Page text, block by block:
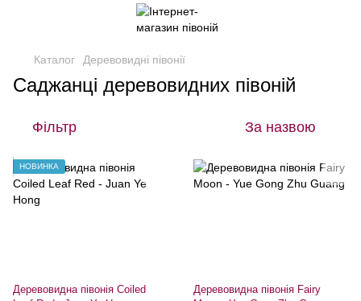
Каталог Деревовидні півонії
Саджанці деревовидних півоній
Фільтр За назвою
НОВИНКА
Деревовидна півонія Coiled
Деревовидна півонія Fairy